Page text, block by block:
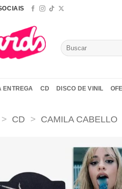
Pesquisar
por:
ENTREGA CD DISCO DE VINIL
> CD > CAMILA CABELLO
a lista
desejos